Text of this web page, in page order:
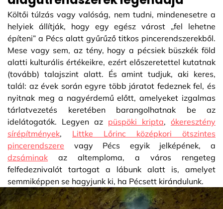
Költői túlzás vagy valóság, nem tudni, mindenesetre a
helyiek állítják, hogy egy egész várost „fel lehetne
építeni” a Pécs alatt gyűrűző titkos pincerendszerekből.
Mese vagy sem, az tény, hogy a pécsiek büszkék föld
alatti kulturális értékeikre, ezért előszeretettel kutatnak
(tovább) talajszint alatt. És amint tudjuk, aki keres,
talál: az évek során egyre több járatot fedeznek fel, és
nyitnak meg a nagyérdemű előtt, amelyeket izgalmas
tárlatvezetés keretében barangolhatnak be az
idelátogatók. Legyen az püspöki kripta, ókeresztény
sírépítmények, Littke Lőrinc középkori ötszintes
pincerendszere vagy Pécs egyik jelképének, a
dzsáminak az altemploma, a város rengeteg
felfedeznivalót tartogat a lábunk alatt is, amelyet
semmiképpen se hagyjunk ki, ha Pécsett kirándulunk.